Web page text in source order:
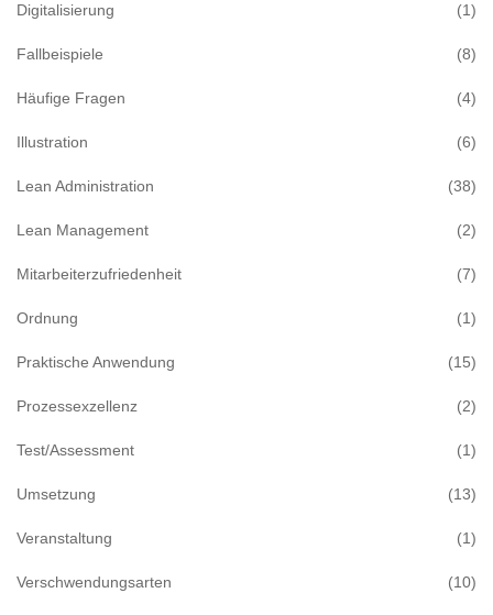
Digitalisierung (1)
Fallbeispiele (8)
Häufige Fragen (4)
Illustration (6)
Lean Administration (38)
Lean Management (2)
Mitarbeiterzufriedenheit (7)
Ordnung (1)
Praktische Anwendung (15)
Prozessexzellenz (2)
Test/Assessment (1)
Umsetzung (13)
Veranstaltung (1)
Verschwendungsarten (10)